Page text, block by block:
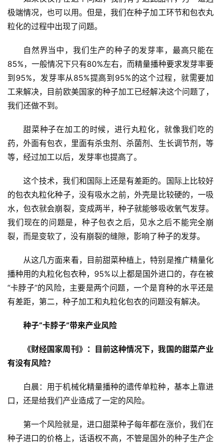
极端情况，也可以用。但是，我们在种子加工环节和包衣丸
粒化的过程中出现了问题。
自然界当中，我们生产的种子的发芽率，最高只能在
85%，一般情况下只有80%左右，而精量播种要求发芽率要
到95%，发芽率从85%提高到95%的这个过程，就需要加
工来解决，目前欧美国家的种子加工已经解决这个问题了，
我们还做不到。
甜菜种子在加工的时候，进行丸粒化，就像我们吃的
药，外面有包衣，里面有杀虫剂、杀菌剂、生长调节剂，等
等，经过加工以后，发芽率也提高了。
这个技术，我们和国际上还是有差距的。国际上比较好
的包衣丸粒化种子，没有吸水之前，外壳是比较硬的，一吸
水，包衣就会崩裂，变成两半，种子就能够吸收氧气发芽。
我们现在的问题是，种子包衣之后，见水之后不能完全崩
裂，而是变软了，没有崩裂的缝隙，影响了种子的发芽。
从这几方面来看，目前甜菜种植上，特别是推广精量化
播种用的丸粒化包衣种，95%以上都是国外进口的，存在被
“卡脖子”的风险，主要是两个问题，一个是育种的水平还是
有差距，第二，种子加工和丸粒化包衣的问题没有解决。
种子“卡脖子”带来产业风险
《财经国家周刊》：目前这种情况下，我国的甜菜产业
有没有风险？
白晨：用于机械化精量播种的遗传单粒种，基本上靠进
口，还是给我们产业造成了一定的风险。
第一个风险就是，进口甜菜种子每年都在涨价，我们在
种子进口的价格上，话语权不高，不管是国外的种子生产企